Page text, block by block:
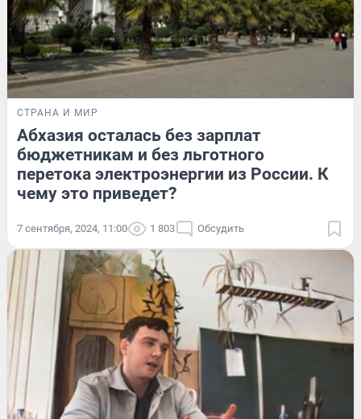
СТРАНА И МИР
Абхазия осталась без зарплат
бюджетникам и без льготного
перетока электроэнергии из России. К
чему это приведет?
7 сентября, 2024, 11:00 1 803 Обсудить